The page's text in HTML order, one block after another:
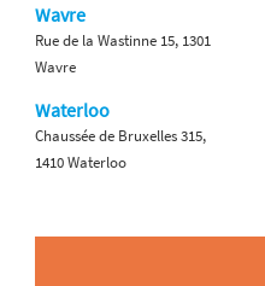
Wavre
Rue de la Wastinne 15, 1301
Wavre
Waterloo
Chaussée de Bruxelles 315,
1410 Waterloo